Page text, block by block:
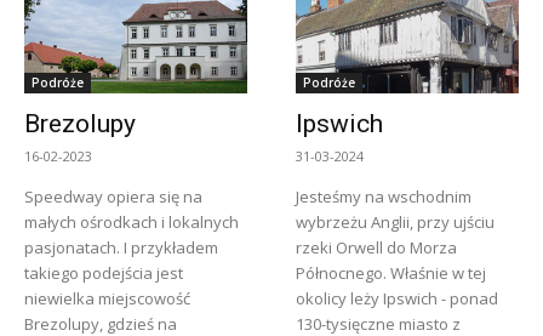
Podróże
Brezolupy
16-02-2023
Speedway opiera się na
małych ośrodkach i lokalnych
pasjonatach. I przykładem
takiego podejścia jest
niewielka miejscowość
Brezolupy, gdzieś na
Podróże
Ipswich
31-03-2024
Jesteśmy na wschodnim
wybrzeżu Anglii, przy ujściu
rzeki Orwell do Morza
Północnego. Właśnie w tej
okolicy leży Ipswich - ponad
130-tysięczne miasto z